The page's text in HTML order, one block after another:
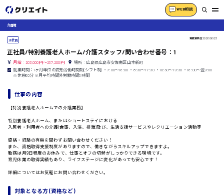
WEB相談
介護職
正社員 掲載更新日2026/06/23
正社員/特別養護老人ホーム/介護スタッフ/問い合わせ番号：1
月給：203,000円～257,200円
場所：広島県広島市安佐南区山本新町
就業時間：1ヶ月単位の変形労働時間制(シフト制) ・7:00〜16:00 ・8:30〜17:30 ・10:30〜19:30 ・16:00〜翌9:00
※休憩60分 ※月平均時間外労働時間5時間
仕事の内容
【特別養護老人ホームでの介護業務】
特別養護老人ホーム、またはショートステイにおける
入居者・利用者への介護(食事、入浴、排泄)及び、生活支援サービスやレクリエーション活動等
資格・経験の有無を問わずお問い合わせください！
また、資格取得支援制度がありますので、働きながらスキルアップできますよ。
勤務は月9日程度のお休みで、仕事とオフの切替がしっかりできる環境です。
育児休業の取得実績もあり、ライフステージに変化があっても安心です！
詳細についてはお気軽にお問い合わせください。
対象となる方 (資格など)